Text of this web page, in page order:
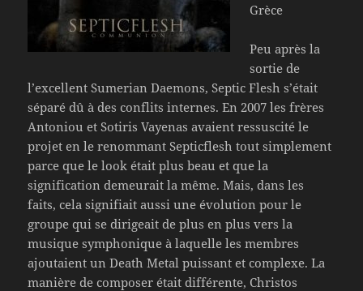
Grèce
Peu après la
sortie de
l’excellent Sumerian Daemons, Septic Flesh s’était
séparé dû à des conflits internes. En 2007 les frères
Antoniou et Sotiris Vayenas avaient ressuscité le
projet en le renommant Septicflesh tout simplement
parce que le look était plus beau et que la
signification demeurait la même. Mais, dans les
faits, cela signifiait aussi une évolution pour le
groupe qui se dirigeait de plus en plus vers la
musique symphonique à laquelle les membres
ajoutaient un Death Metal puissant et complexe. La
manière de composer était différente, Christos